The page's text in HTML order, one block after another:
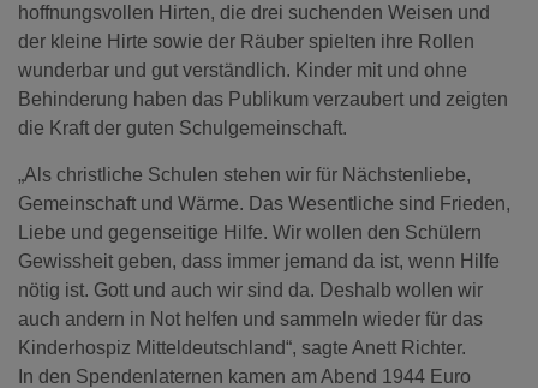
hoffnungsvollen Hirten, die drei suchenden Weisen und
der kleine Hirte sowie der Räuber spielten ihre Rollen
wunderbar und gut verständlich. Kinder mit und ohne
Behinderung haben das Publikum verzaubert und zeigten
die Kraft der guten Schulgemeinschaft.
„Als christliche Schulen stehen wir für Nächstenliebe,
Gemeinschaft und Wärme. Das Wesentliche sind Frieden,
Liebe und gegenseitige Hilfe. Wir wollen den Schülern
Gewissheit geben, dass immer jemand da ist, wenn Hilfe
nötig ist. Gott und auch wir sind da. Deshalb wollen wir
auch andern in Not helfen und sammeln wieder für das
Kinderhospiz Mitteldeutschland“, sagte Anett Richter.
In den Spendenlaternen kamen am Abend 1944 Euro